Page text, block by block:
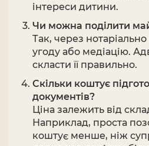
інтереси дитини.
Чи можна поділити
Так, через
угоду або медіацію.
скласти її правильно.
Скільки коштує
документів?
Ціна залежить від
Наприклад, проста
коштує менше, ніж